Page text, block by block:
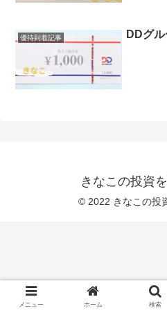
優待到着記事 DDグ
きなこの投資
© 2022 きなこの投
メニュー ホーム 検索